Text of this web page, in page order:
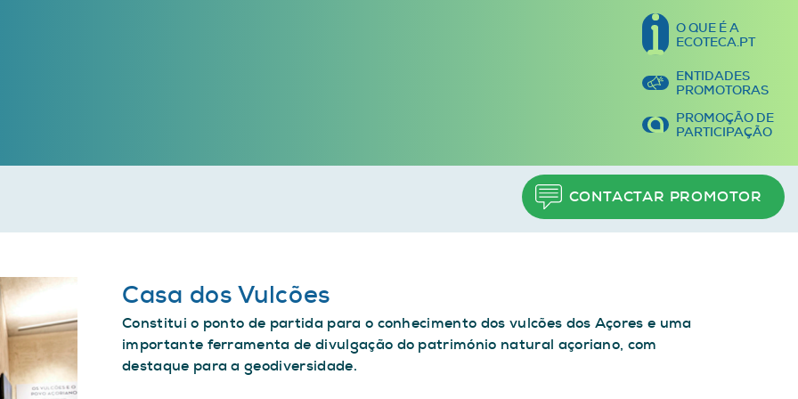
O QUE É A
ECOTECA.PT
ENTIDADES
PROMOTORAS
PROMOÇÃO DE
PARTICIPAÇÃO
CONTACTAR PROMOTOR
Casa dos Vulcões
Constitui o ponto de partida para o conhecimento dos vulcões dos Açores e uma
importante ferramenta de divulgação do património natural açoriano, com
destaque para a geodiversidade.